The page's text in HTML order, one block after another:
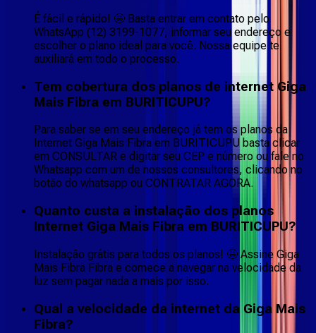
É fácil e rápido! 🤩 Basta entrar em contato pelo
WhatsApp (12) 3199-1077, informar seu endereço e
escolher o plano ideal para você. Nossa equipe te
auxiliará em todo o processo.
Tem cobertura dos planos de internet Giga
Mais Fibra em BURITICUPU?
Para saber se em seu endereço já tem os planos da
Internet Giga Mais Fibra em BURITICUPU basta clicar
em CONSULTAR e digitar seu CEP e número ou fale no
Whatsapp com um de nossos consultores, clicando no
botão do whatsapp ou CONTRATAR AGORA.
Quanto custa a instalação dos planos
Internet Giga Mais Fibra em BURITICUPU?
Instalação grátis para todos os planos! 🤩 Assine Giga
Mais Fibra Fibra e comece a navegar na velocidade da
luz sem pagar nada a mais por isso.
Qual a velocidade da internet da Giga Mais
Fibra?